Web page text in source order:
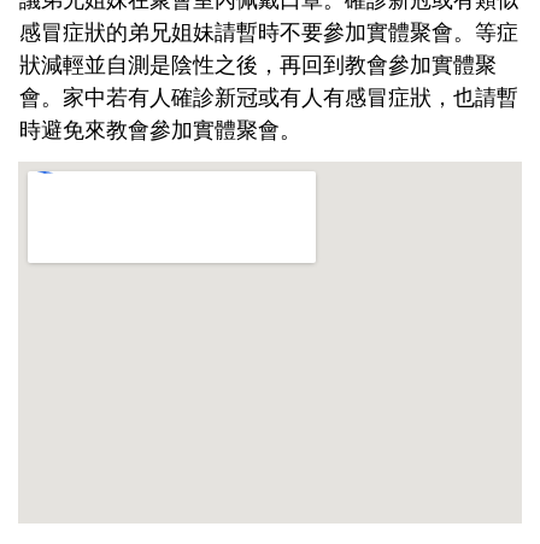
感冒症狀的弟兄姐妹請暫時不要參加實體聚會。等症
狀減輕並自測是陰性之後，再回到教會參加實體聚
會。家中若有人確診新冠或有人有感冒症狀，也請暫
時避免來教會參加實體聚會。